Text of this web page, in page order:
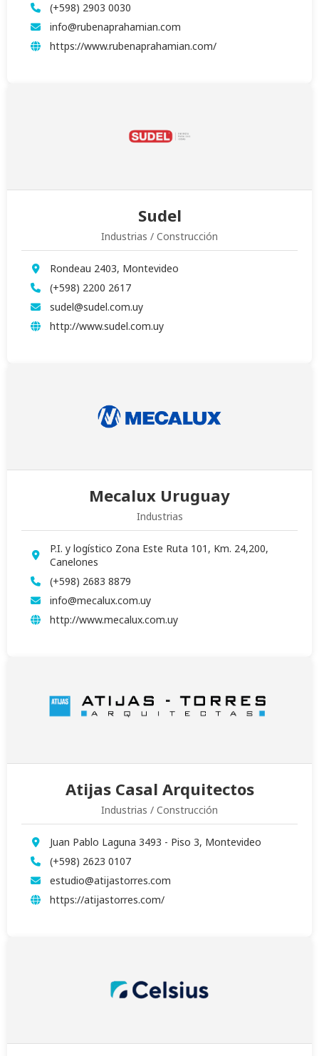
(+598) 2903 0030
info@rubenaprahamian.com
https://www.rubenaprahamian.com/
Sudel
Industrias / Construcción
Rondeau 2403, Montevideo
(+598) 2200 2617
sudel@sudel.com.uy
http://www.sudel.com.uy
Mecalux Uruguay
Industrias
P.I. y logístico Zona Este Ruta 101, Km. 24,200,
Canelones
(+598) 2683 8879
info@mecalux.com.uy
http://www.mecalux.com.uy
Atijas Casal Arquitectos
Industrias / Construcción
Juan Pablo Laguna 3493 - Piso 3, Montevideo
(+598) 2623 0107
estudio@atijastorres.com
https://atijastorres.com/